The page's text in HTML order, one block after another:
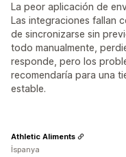
La peor aplicación de
Las integraciones fallan
de sincronizarse sin
todo manualmente,
responde, pero los
recomendaría para una
estable.
Athletic Aliments
İspanya